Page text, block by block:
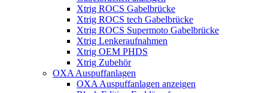
Xtrig ROCS Gabelbrücke
Xtrig ROCS tech Gabelbrücke
Xtrig ROCS Supermoto Gabelbrücke
Xtrig Lenkeraufnahmen
Xtrig OEM PHDS
Xtrig Zubehör
OXA Auspuffanlagen
OXA Auspuffanlagen anzeigen